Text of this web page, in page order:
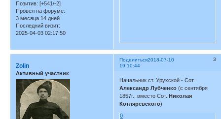
Позитив: [+541/-2]
Провел на форуме:
3 месяца 14 дней
Последний визит:
2025-04-03 02:17:50
Поделиться 3
2018-07-10
19:10:44
Zolin
Активный участник
Начальник ст. Урухской - Сот.
Александр Лубченко (с сентября
1857г., вместо Сот.Николая
Котляревского)
0